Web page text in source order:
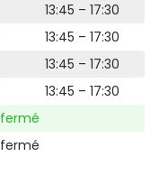
13:45 – 17:30
13:45 – 17:30
13:45 – 17:30
13:45 – 17:30
fermé
fermé